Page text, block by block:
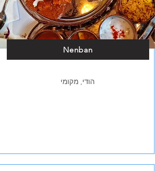
Nenban
הודי, מקומי